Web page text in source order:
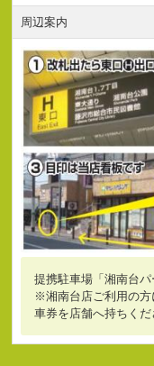
周辺案内
提携駐車場「湘南台パ
※湘南台店ご利用の方
車券を店舗へ持ちくだ